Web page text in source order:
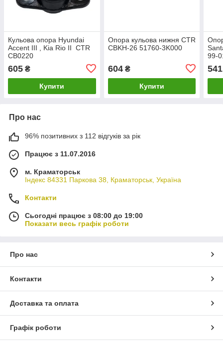
Кульова опора Hyundai
Accent III , Kia Rio II CTR
CB0220
605 ₴
Купити
Опора кульова нижня CTR
CBKH-26 51760-3K000
604₴
Купити
99-
541
Про нас
96% позитивних з 112 відгуків за рік
Працює з 11.07.2016
м. Краматорськ
Індекс 84331 Паркова 38, Краматорськ, Україна
Контакти
Сьогодні працює з 08:00 до 19:00
Показати весь графік роботи
Про нас
Контакти
Доставка та оплата
Графік роботи